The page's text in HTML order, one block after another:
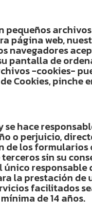
pequeños
página web,
navegadores
pantalla de
-cookies-
Cookies, pinche
se hace
o perjuicio,
de los formularios
sin su
único responsable
la prestación de
facilitados
de 14 años.